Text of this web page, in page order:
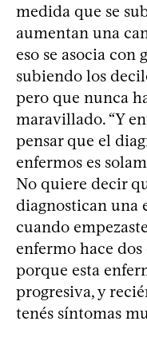
medida que se
aumentan una
eso se asocia con
subiendo los
pero que nunca
maravillado. “Y
pensar que el
enfermos es
No quiere decir
diagnostican una
cuando
enfermo hace dos
porque esta
progresiva, y
tenés síntomas